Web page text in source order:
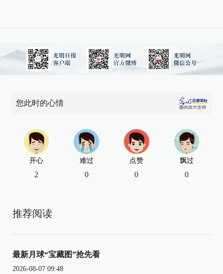
您此时的心情
开心
2
难过
0
点赞
0
飘过
0
推荐阅读
最新月球“宝藏图”抢先看
2026-08-07 09:48